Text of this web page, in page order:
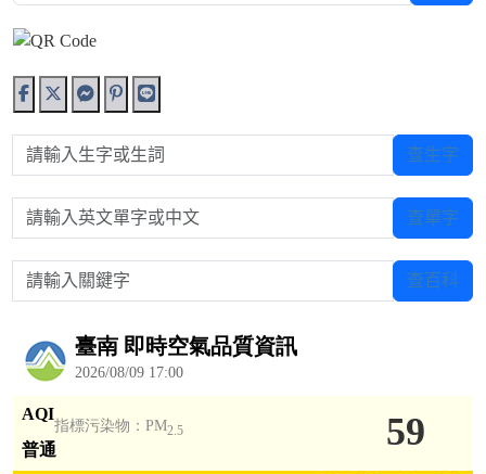
請輸入生字或生詞 查生字
請輸入英文單字或中文 查單字
請輸入關鍵字 查百科